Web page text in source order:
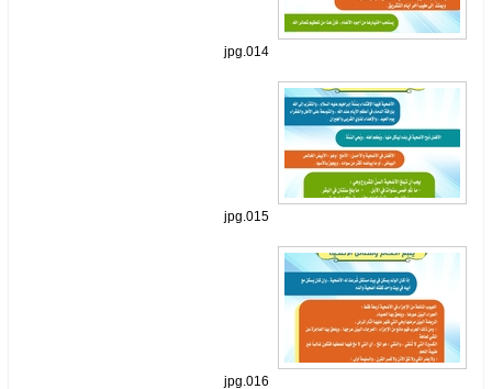
014.jpg
015.jpg
016.jpg